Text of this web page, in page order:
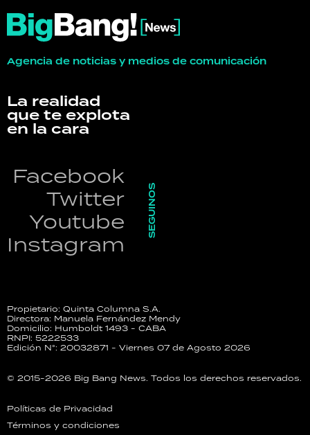
Agencia de noticias y medios de comunicación
La realidad
que te explota
en la cara
Facebook
Twitter
Youtube
Instagram
SEGUINOS
Propietario: Quinta Columna S.A.
Directora: Manuela Fernández Mendy
Domicilio: Humboldt 1493 - CABA
RNPI: 5222533
Edición N°: 20032871 - Viernes 07 de Agosto 2026
© 2015-2026 Big Bang News. Todos los derechos reservados.
Políticas de Privacidad
Términos y condiciones